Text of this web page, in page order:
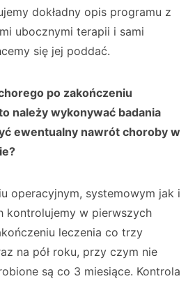
dokładny opis programu z
ubocznymi terapii i sami
się jej poddać.
po zakończeniu
należy wykonywać badania
ewentualny nawrót choroby w
operacyjnym, systemowym jak i
kontrolujemy w pierwszych
leczenia co trzy
na pół roku, przy czym nie
są co 3 miesiące. Kontrola